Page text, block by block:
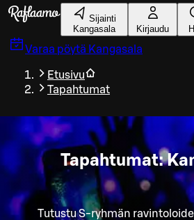
Siirry pääsisältöön
Sijainti
Kangasala
Kirjaudu
Varaa pöytä Kangasala
Etusivu
Tapahtumat
Tapahtumat:
Tutustu S-ryhmän